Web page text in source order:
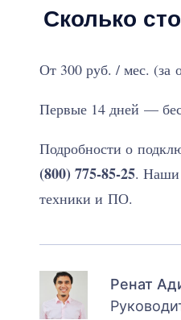
Сколько
От 300 руб. / мес. (за
Первые 14 дней —
Подробности о
(800) 775-85-25. Наши
техники и ПО.
Ренат